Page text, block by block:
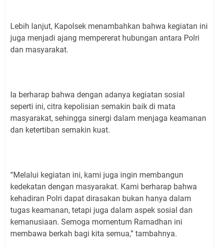
Lebih lanjut, Kapolsek menambahkan bahwa kegiatan ini
juga menjadi ajang mempererat hubungan antara Polri
dan masyarakat.
Ia berharap bahwa dengan adanya kegiatan sosial
seperti ini, citra kepolisian semakin baik di mata
masyarakat, sehingga sinergi dalam menjaga keamanan
dan ketertiban semakin kuat.
“Melalui kegiatan ini, kami juga ingin membangun
kedekatan dengan masyarakat. Kami berharap bahwa
kehadiran Polri dapat dirasakan bukan hanya dalam
tugas keamanan, tetapi juga dalam aspek sosial dan
kemanusiaan. Semoga momentum Ramadhan ini
membawa berkah bagi kita semua,” tambahnya.